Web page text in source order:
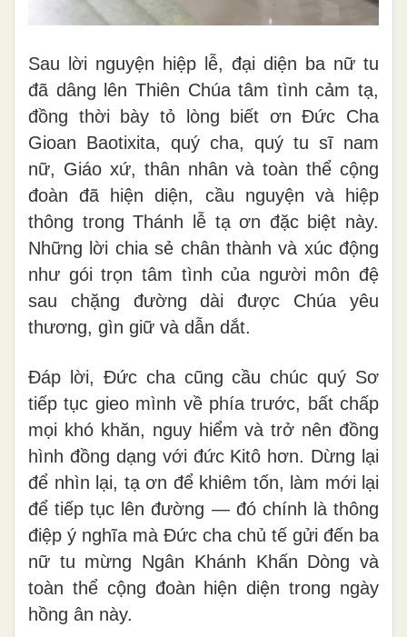
Sau lời nguyện hiệp lễ, đại diện ba nữ tu
đã dâng lên Thiên Chúa tâm tình cảm tạ,
đồng thời bày tỏ lòng biết ơn Đức Cha
Gioan Baotixita, quý cha, quý tu sĩ nam
nữ, Giáo xứ, thân nhân và toàn thể cộng
đoàn đã hiện diện, cầu nguyện và hiệp
thông trong Thánh lễ tạ ơn đặc biệt này.
Những lời chia sẻ chân thành và xúc động
như gói trọn tâm tình của người môn đệ
sau chặng đường dài được Chúa yêu
thương, gìn giữ và dẫn dắt.
Đáp lời, Đức cha cũng cầu chúc quý Sơ
tiếp tục gieo mình về phía trước, bất chấp
mọi khó khăn, nguy hiểm và trở nên đồng
hình đồng dạng với đức Kitô hơn. Dừng lại
để nhìn lại, tạ ơn để khiêm tốn, làm mới lại
để tiếp tục lên đường — đó chính là thông
điệp ý nghĩa mà Đức cha chủ tế gửi đến ba
nữ tu mừng Ngân Khánh Khấn Dòng và
toàn thể cộng đoàn hiện diện trong ngày
hồng ân này.